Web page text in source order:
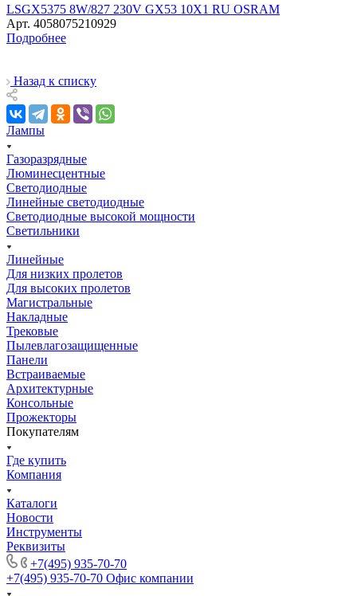
LSGX5375 8W/827 230V GX53 10X1 RU OSRAM
Арт. 4058075210929
Подробнее
Назад к списку
Лампы
Газоразрядные
Люминесцентные
Светодиодные
Линейные светодиодные
Светодиодные высокой мощности
Светильники
Линейные
Для низких пролетов
Для высоких пролетов
Магистральные
Накладные
Трековые
Пылевлагозащищенные
Панели
Встраиваемые
Архитектурные
Консольные
Прожекторы
Покупателям
Где купить
Компания
Каталоги
Новости
Инструменты
Реквизиты
+7(495) 935-70-70
+7(495) 935-70-70 Офис компании